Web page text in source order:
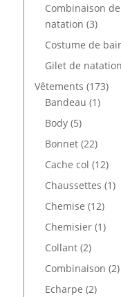
produits
Combinaison de
natation 33
Costume de
Gilet de natation
Vêtements 173173
Bandeau 11
Body 55
produits
Bonnet 2222
Cache col 1212
Chaussettes 11
Chemise 1212
Chemisier 11
Collant 22
produits
Combinaison 22
Echarpe 22